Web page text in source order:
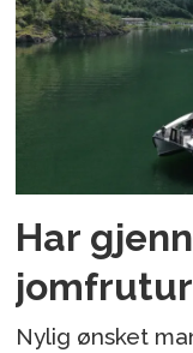
Har
Nylig ønsket